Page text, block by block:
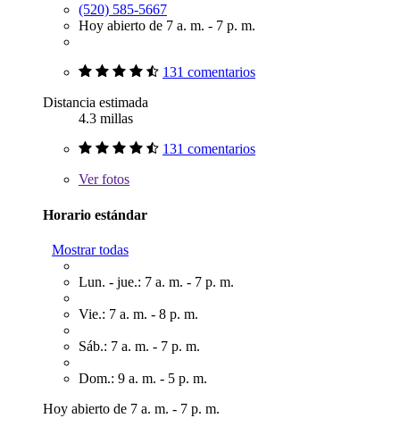
(520) 585-5667
Hoy abierto de 7 a. m. - 7 p. m.
131 comentarios
Distancia estimada
4.3 millas
131 comentarios
Verfotos
Horario estándar
Mostrar todas
Lun. - jue.: 7 a. m. - 7 p. m.
Vie.: 7 a. m. - 8 p. m.
Sáb.: 7 a. m. - 7 p. m.
Dom.: 9 a. m. - 5 p. m.
Hoy abierto de 7 a. m. - 7 p. m.